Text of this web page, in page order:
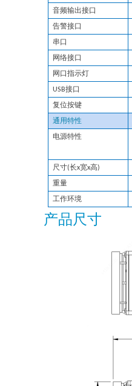
音频输出接口
告警接口
串口
网络接口
网口指示灯
USB接口
复位按键
通用特性
电源特性
尺寸(长x宽x高)
重量
工作环境
产品尺寸